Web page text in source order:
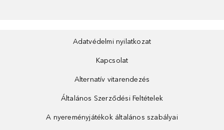
Adatvédelmi nyilatkozat
Kapcsolat
Alternatív vitarendezés
Általános Szerződési Feltételek
A nyereményjátékok általános szabályai